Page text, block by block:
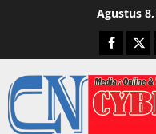
Agustus